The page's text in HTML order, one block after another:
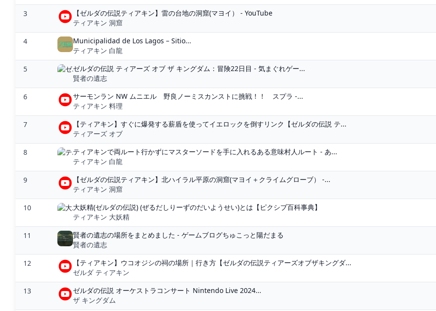
3
【ゼルダの伝説ティアキン】雷の台地の洞窟(マヨイ） - YouTube
ティアキン 洞窟
4
Municipalidad de Los Lagos – Sitio...
ティアキン 白龍
5
ゼルダの伝説 ティアーズ オブ ザ キングダム：冒険22日目 - 気まぐれゲー...
賢者の遺志
6
サーモンラン NW ムニエル 野良ノーミスカンストに挑戦！！ スプラ -...
ティアキン 料理
7
【ティアキン】すぐに爆発する薪盾を使ってイエロックを倒すリンク【ゼルダの伝説 テ...
ティアーズ オブ
8
ティアキンで両ルート行かずにマスターソードを手に入れるある意味村人ルート - あ...
ティアキン 白龍
9
【ゼルダの伝説ティアキン】北ハイラル平原の洞窟(マヨイ＋クライムグローブ） -...
ティアキン 洞窟
10
大妖精(ゼルダの伝説) (ぜるだしりーずのだいようせい)とは【ピクシブ百科事典】
ティアキン 大妖精
11
賢者の遺志の場所をまとめました - ゲームブログちゅこっと陽だまる
賢者の遺志
12
【ティアキン】ウコオジシの祠の場所｜行き方【ゼルダの伝説ティアーズオブザキングダ...
ゼルダ ティアキン
13
ゼルダの伝説 オーケストラコンサート Nintendo Live 2024...
ザ キングダム